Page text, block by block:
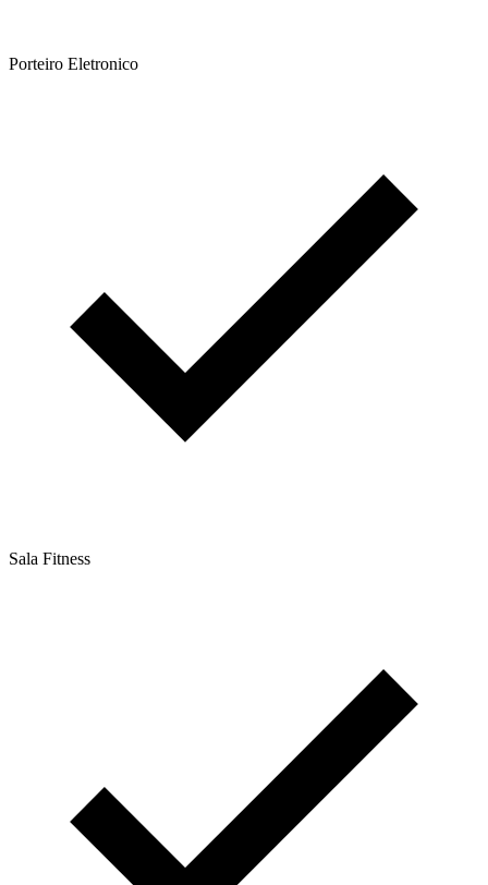
Porteiro Eletronico
Sala Fitness